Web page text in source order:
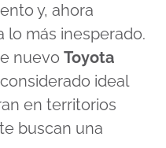
y, ahora
lo más inesperado.
nuevo Toyota
ideal
en territorios
buscan una